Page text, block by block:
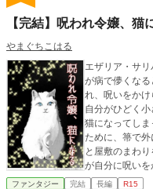
【完結】呪われ令嬢、猫
やまぐちこはる
エザリア・サ
が病で儚くな
れ、呪いをかけられてしまう
自分がひどく
猫になってし
ために、箒で
と屋敷のまわ
が自分に呪いをかけたこ
（2023.3.29）あり
ファンタジー 完結 長編 R15